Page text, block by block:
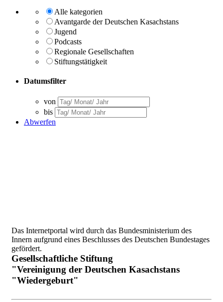
Alle kategorien
Avantgarde der Deutschen Kasachstans
Jugend
Podcasts
Regionale Gesellschaften
Stiftungstätigkeit
Datumsfilter
von
bis
Abwerfen
Das Internetportal wird durch das Bundesministerium des
Innern aufgrund eines Beschlusses des Deutschen Bundestages
gefördert.
Gesellschaftliche Stiftung
"Vereinigung der Deutschen Kasachstans
"Wiedergeburt"